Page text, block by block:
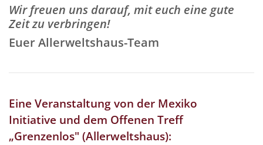
Wir freuen uns darauf, mit euch eine gute
Zeit zu verbringen!
Euer Allerweltshaus-Team
Eine Veranstaltung von der Mexiko
Initiative und dem Offenen Treff
„Grenzenlos" (Allerweltshaus):